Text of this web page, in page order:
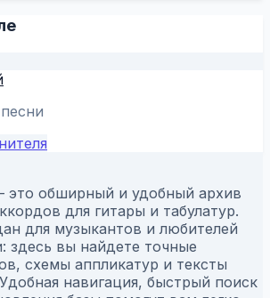
это обширный и удобный архив
для гитары и табулатур.
для музыкантов и любителей
здесь вы найдете точные
схемы аппликатур и тексты
навигация, быстрый поиск